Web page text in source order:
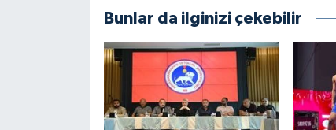
Bunlar da ilginizi çekebilir